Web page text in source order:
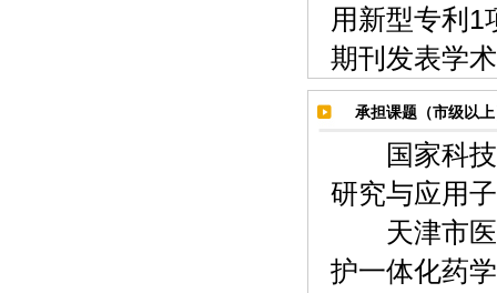
用新型专利1
期刊发表学
承担课题（市级以
国家科技
研究与应用
天津市医
护一体化药